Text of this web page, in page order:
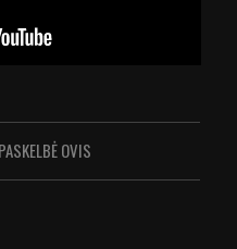
PASKELBĖOVIS